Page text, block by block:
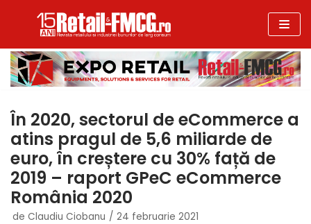
la
conținut
În 2020, sectorul de eCommerce a
atins pragul de 5,6 miliarde de
euro, în creștere cu 30% față de
2019 – raport GPeC eCommerce
România 2020
de Claudiu Ciobanu 24 februarie 2021